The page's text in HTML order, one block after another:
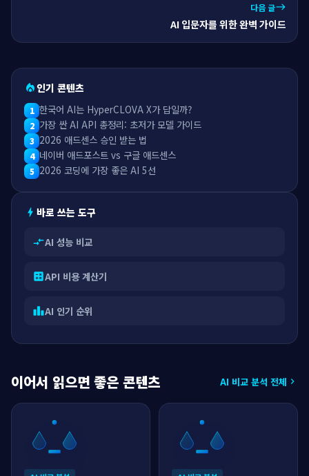
다음 글east
AI 입문자를 위한 완벽 가이드
local_fire_department인기 콘텐츠
1 한국어 AI는 HyperCLOVA X가 답일까?
2 가장 싼 AI API 총정리: 초저가 모델 가이드
3 2026 애드센스 승인 받는 법
4 네이버 애드포스트 vs 구글 애드센스
5 2026 코딩에 가장 좋은 AI 5선
bolt 바로 쓰는 도구
compare_arrowsAI 성능 비교
calculateAPI 비용 계산기
leaderboardAI 인기 순위
이어서 읽으면 좋은 콘텐츠 AI 비교 분석 전체 chevron_right